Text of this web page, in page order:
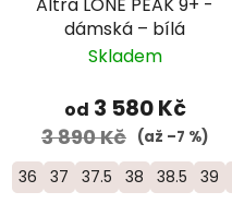
dámská – bílá
Skladem
od 3 580 Kč
3 890 Kč (až –7 %)
36 37 37.5 38 38.5 39